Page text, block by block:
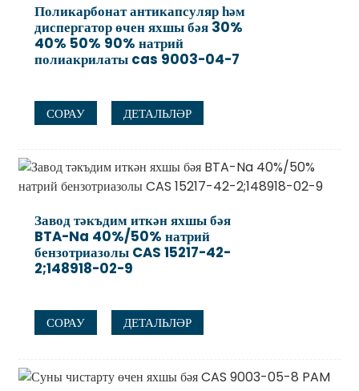
Поликарбонат антикапсуляр һәм
диспергатор өчен яхшы бәя 30%
40% 50% 90% натрий
полиакрилаты cas 9003-04-7
СОРАУ ДЕТАЛЬЛӘР
Завод тәкъдим иткән яхшы бәя
BTA-Na 40%/50% натрий
бензотриазолы CAS 15217-42-
2;148918-02-9
СОРАУ ДЕТАЛЬЛӘР